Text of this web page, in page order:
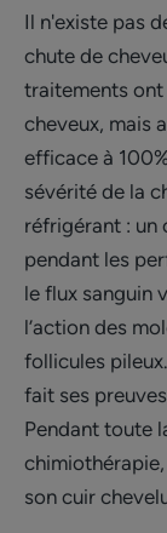
Il n'existe pas
chute de
traitements
cheveux, mais
efficace à
sévérité de la
réfrigérant : un
pendant les
le flux sanguin
l’action des
follicules
fait ses
Pendant toute
son cuir